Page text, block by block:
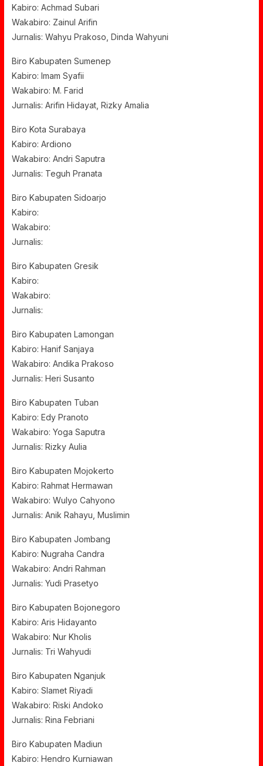
Kabiro: Achmad Subari
Wakabiro: Zainul Arifin
Jurnalis: Wahyu Prakoso, Dinda Wahyuni
Biro Kabupaten Sumenep
Kabiro: Imam Syafii
Wakabiro: M. Farid
Jurnalis: Arifin Hidayat, Rizky Amalia
Biro Kota Surabaya
Kabiro: Ardiono
Wakabiro: Andri Saputra
Jurnalis: Teguh Pranata
Biro Kabupaten Sidoarjo
Kabiro:
Wakabiro:
Jurnalis:
Biro Kabupaten Gresik
Kabiro:
Wakabiro:
Jurnalis:
Biro Kabupaten Lamongan
Kabiro: Hanif Sanjaya
Wakabiro: Andika Prakoso
Jurnalis: Heri Susanto
Biro Kabupaten Tuban
Kabiro: Edy Pranoto
Wakabiro: Yoga Saputra
Jurnalis: Rizky Aulia
Biro Kabupaten Mojokerto
Kabiro: Rahmat Hermawan
Wakabiro: Wulyo Cahyono
Jurnalis: Anik Rahayu, Muslimin
Biro Kabupaten Jombang
Kabiro: Nugraha Candra
Wakabiro: Andri Rahman
Jurnalis: Yudi Prasetyo
Biro Kabupaten Bojonegoro
Kabiro: Aris Hidayanto
Wakabiro: Nur Kholis
Jurnalis: Tri Wahyudi
Biro Kabupaten Nganjuk
Kabiro: Slamet Riyadi
Wakabiro: Riski Andoko
Jurnalis: Rina Febriani
Biro Kabupaten Madiun
Kabiro: Hendro Kurniawan